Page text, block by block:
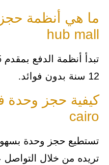
hub mall
12 سنة بدون فوائد.
cairo
تستطيع حجز وحدة
تريده من خلال التواصل